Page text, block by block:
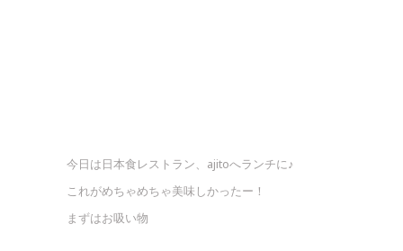
今日は日本食レストラン、ajitoへランチに♪
これがめちゃめちゃ美味しかったー！
まずはお吸い物